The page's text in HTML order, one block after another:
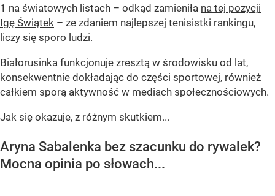
1 na światowych listach – odkąd zamieniła na tej pozycji
Igę Świątek – ze zdaniem najlepszej tenisistki rankingu,
liczy się sporo ludzi.
Białorusinka funkcjonuje zresztą w środowisku od lat,
konsekwentnie dokładając do części sportowej, również
całkiem sporą aktywność w mediach społecznościowych.
Jak się okazuje, z różnym skutkiem...
Aryna Sabalenka bez szacunku do rywalek?
Mocna opinia po słowach...